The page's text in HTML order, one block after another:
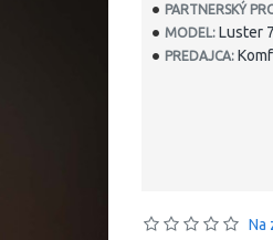
PARTNERSKÝ
MODEL: Luster
PREDAJCA:
Na